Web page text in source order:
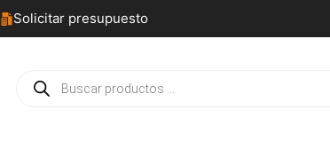
Solicitar presupuesto
Búsqueda
de